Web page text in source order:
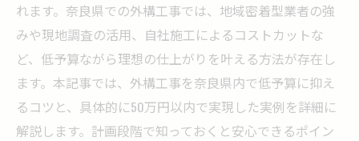
れます。奈良県での外構工事では、地域密着型業者の強
みや現地調査の活用、自社施工によるコストカットな
ど、低予算ながら理想の仕上がりを叶える方法が存在し
ます。本記事では、外構工事を奈良県内で低予算に抑え
るコツと、具体的に50万円以内で実現した実例を詳細に
解説します。計画段階で知っておくと安心できるポイン